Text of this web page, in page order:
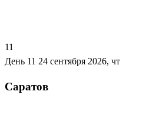
11
День 11 24 сентября 2026, чт
Саратов